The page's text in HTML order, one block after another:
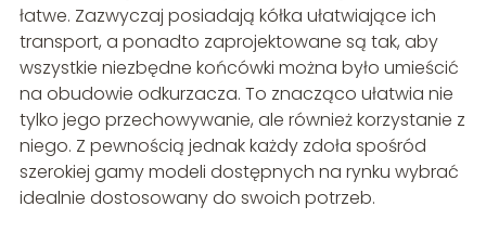
łatwe. Zazwyczaj posiadają kółka ułatwiające ich
transport, a ponadto zaprojektowane są tak, aby
wszystkie niezbędne końcówki można było umieścić
na obudowie odkurzacza. To znacząco ułatwia nie
tylko jego przechowywanie, ale również korzystanie z
niego. Z pewnością jednak każdy zdoła spośród
szerokiej gamy modeli dostępnych na rynku wybrać
idealnie dostosowany do swoich potrzeb.